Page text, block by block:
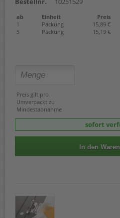
ab Einheit
Preis
1
Packung
15,89 €
5
Packung 15,19 €
Preis gilt pro
Umverpackt zu
Mindestabnahme
sofort
In den